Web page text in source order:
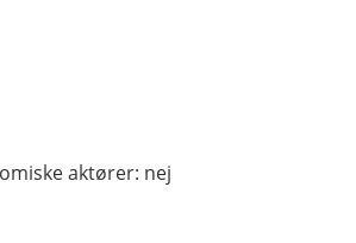
aktører: nej